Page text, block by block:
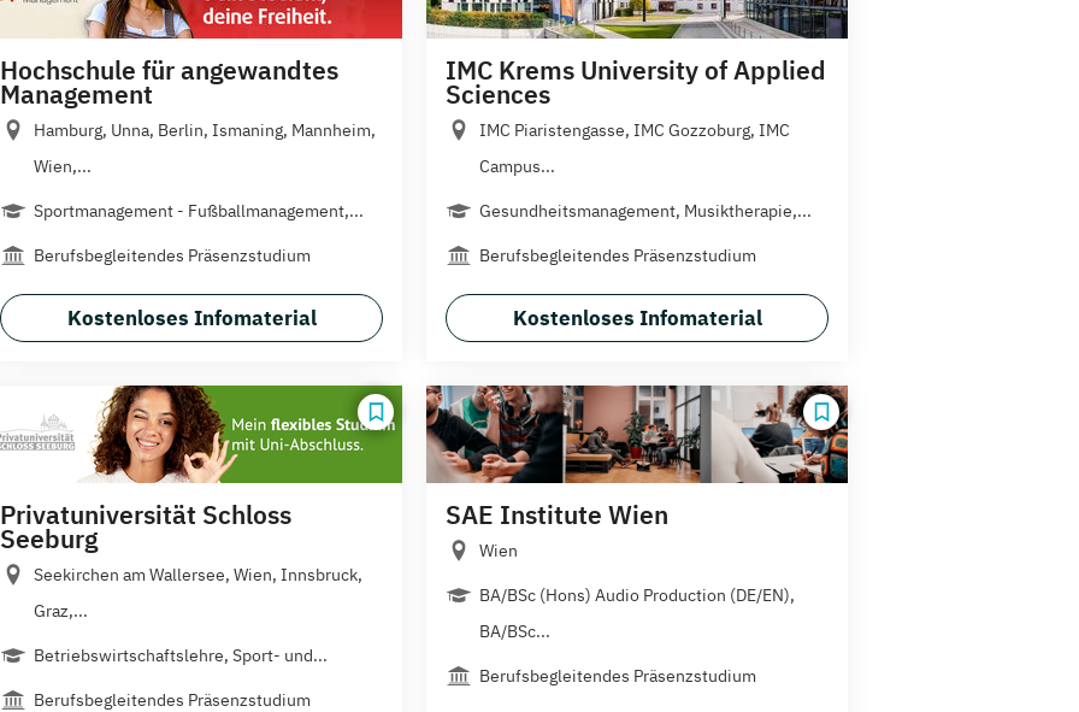
Hochschule für angewandtes
Management
Hamburg, Unna, Berlin, Ismaning, Mannheim,
Wien,...
Sportmanagement - Fußballmanagement,...
Berufsbegleitendes Präsenzstudium
Kostenloses Infomaterial
IMC Krems University of Applied
Sciences
IMC Piaristengasse, IMC Gozzoburg, IMC
Campus...
Gesundheitsmanagement, Musiktherapie,...
Berufsbegleitendes Präsenzstudium
Kostenloses Infomaterial
Privatuniversität Schloss
Seeburg
Seekirchen am Wallersee, Wien, Innsbruck,
Graz,...
Betriebswirtschaftslehre, Sport- und...
Berufsbegleitendes Präsenzstudium
SAE Institute Wien
Wien
BA/BSc (Hons) Audio Production (DE/EN),
BA/BSc...
Berufsbegleitendes Präsenzstudium